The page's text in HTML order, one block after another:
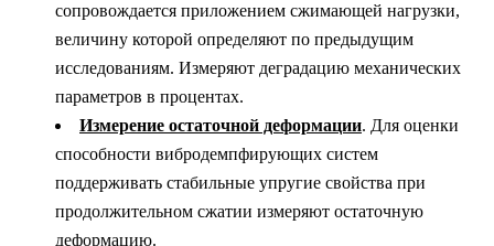
сопровождается приложением сжимающей нагрузки,
величину которой определяют по предыдущим
исследованиям. Измеряют деградацию механических
параметров в процентах.
Измерение остаточной деформации. Для оценки
способности вибродемпфирующих систем
поддерживать стабильные упругие свойства при
продолжительном сжатии измеряют остаточную
деформацию.